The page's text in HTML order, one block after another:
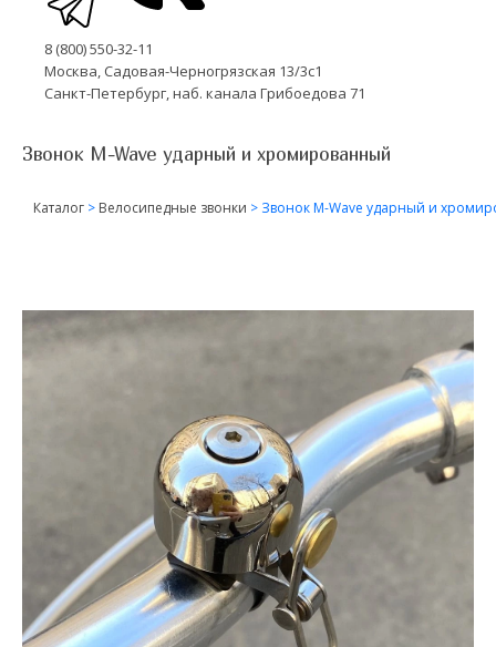
8 (800) 550-32-11
Москва, Садовая-Черногрязская 13/3с1
Санкт-Петербург, наб. канала Грибоедова 71
Звонок M-Wave ударный и хромированный
Каталог > Велосипедные звонки > Звонок M-Wave ударный и